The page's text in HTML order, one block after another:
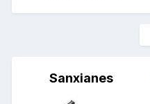
Sanxianes